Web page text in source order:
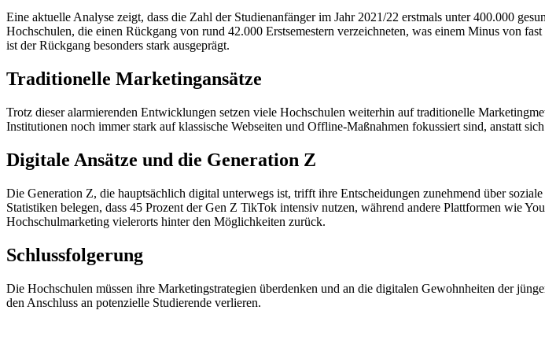
Eine aktuelle Analyse zeigt, dass die Zahl der Studienanfänger im Jahr 2021/22 erstmals unter 400.000
Hochschulen, die einen Rückgang von rund 42.000 Erstsemestern verzeichneten, was einem Minus von
ist der Rückgang besonders stark ausgeprägt.
Traditionelle Marketingansätze
Trotz dieser alarmierenden Entwicklungen setzen viele Hochschulen weiterhin auf traditionelle
Institutionen noch immer stark auf klassische Webseiten und Offline-Maßnahmen fokussiert sind, anstatt
Digitale Ansätze und die Generation Z
Die Generation Z, die hauptsächlich digital unterwegs ist, trifft ihre Entscheidungen zunehmend über
Statistiken belegen, dass 45 Prozent der Gen Z TikTok intensiv nutzen, während andere Plattformen wie
Hochschulmarketing vielerorts hinter den Möglichkeiten zurück.
Schlussfolgerung
Die Hochschulen müssen ihre Marketingstrategien überdenken und an die digitalen Gewohnheiten der
den Anschluss an potenzielle Studierende verlieren.